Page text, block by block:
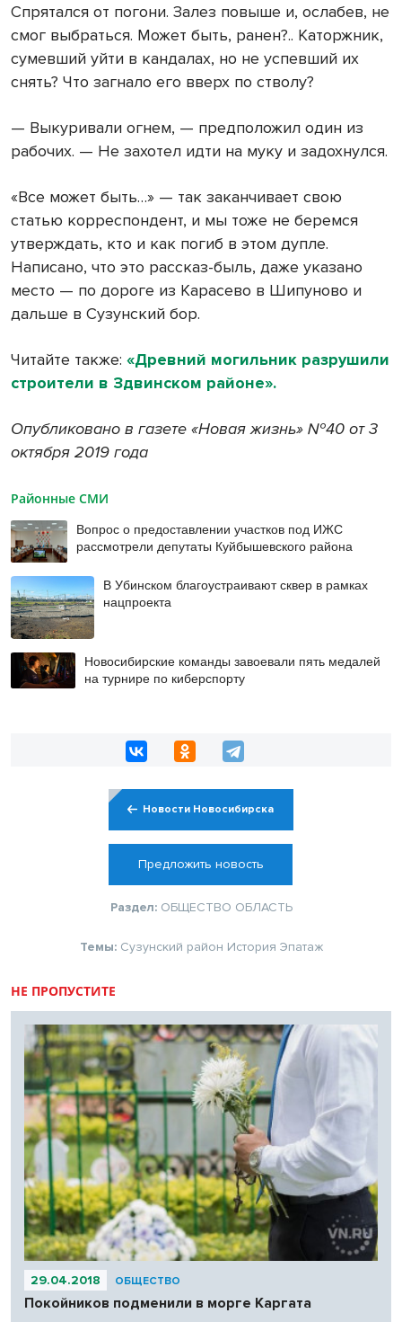
Спрятался от погони. Залез повыше и, ослабев, не
смог выбраться. Может быть, ранен?.. Каторжник,
сумевший уйти в кандалах, но не успевший их
снять? Что загнало его вверх по стволу?
— Выкуривали огнем, — предположил один из
рабочих. — Не захотел идти на муку и задохнулся.
«Все может быть…» — так заканчивает свою
статью корреспондент, и мы тоже не беремся
утверждать, кто и как погиб в этом дупле.
Написано, что это рассказ-быль, даже указано
место — по дороге из Карасево в Шипуново и
дальше в Сузунский бор.
Читайте также: «Древний могильник разрушили
строители в Здвинском районе».
Опубликовано в газете «Новая жизнь» №40 от 3
октября 2019 года
Районные СМИ
Вопрос о предоставлении участков под ИЖС
рассмотрели депутаты Куйбышевского района
В Убинском благоустраивают сквер в рамках
нацпроекта
Новосибирские команды завоевали пять медалей
на турнире по киберспорту
Новости Новосибирска
Предложить новость
Раздел: ОБЩЕСТВО ОБЛАСТЬ
Темы: Сузунский район История Эпатаж
НЕ ПРОПУСТИТЕ
29.04.2018 ОБЩЕСТВО
Покойников подменили в морге Каргата